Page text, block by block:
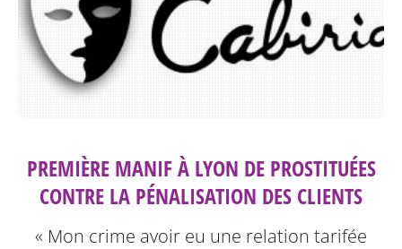
PREMIÈRE MANIF À LYON DE PROSTITUÉES
CONTRE LA PÉNALISATION DES CLIENTS
« Mon crime avoir eu une relation tarifée